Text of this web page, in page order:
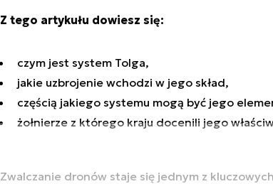
Z tego artykułu dowiesz się:
czym jest system Tolga,
jakie uzbrojenie wchodzi w jego skład,
częścią jakiego systemu mogą być jego
żołnierze z którego kraju docenili jego
Zwalczanie dronów staje się jednym z